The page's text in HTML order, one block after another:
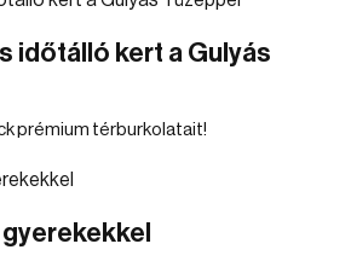
időtálló kert a Gulyás
prémium térburkolatait!